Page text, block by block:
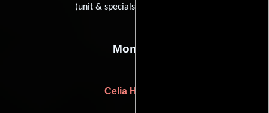
(unit & specials photographer)
Montaje
Celia Haining